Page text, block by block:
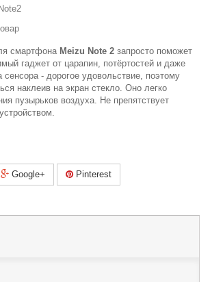
смартфона Meizu Note 2 запросто поможет
гаджет от царапин, потёртостей и даже
- дорогое удовольствие, поэтому
наклеив на экран стекло. Оно легко
пузырьков воздуха. Не препятствует
Google+ Pinterest